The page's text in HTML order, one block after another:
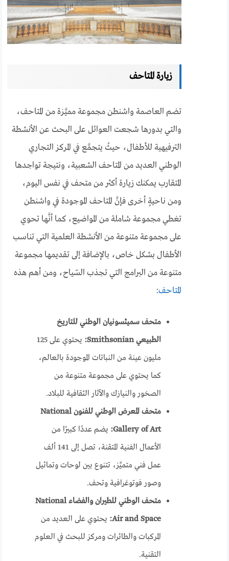
زيارة المتاحف
تضم العاصمة واشنطن مجموعة مميَّزة من المتاحف،
والتي بدورها شجعت العوائل على البحث عن الأنشطة
الترفيهية للأطفال، حيثُ يتجمَّع في المركز التجاري
الوطني العديد من المتاحف الشعبية، ونتيجة تواجدها
المتقارب يمكنك زيارة أكثر من متحف في نفس اليوم،
ومن ناحيةٍ أخرى فإنَّ المتاحف الموجودة في واشنطن
تغطي مجموعة شاملة من المواضيع، كما أنَّها تحوي
على مجموعة متنوعة من الأنشطة العلمية التي تناسب
الأطفال بشكل خاص، بالإضافة إلى تقديمها مجموعة
متنوعة من البرامج التي تجذب السّياح، ومن أهم هذه
المتاحف:
متحف سميثسونيان الوطني للتاريخ
الطبيعي Smithsonian:
يحتوي على 125
مليون عينة من النباتات الموجودة بالعالم،
كما يحتوي على مجموعة متنوعة من
الصخور والنيازك والآثار الثقافية للبلاد.
متحف المعرض الوطني للفنون National
Gallery of Art: يضم عددًا كبيرًا من
الأعمال الفنية المتقنة، تصل إلى 141 ألف
عمل فني متميِّز، تتنوع بين لوحات وتماثيل
وصور فوتوغرافية وتحف.
متحف الوطني للطيران والفضاء National
Air and Space: يحتوي على العديد من
المركبات والطائرات ومركز للبحث في العلوم
التقنية.